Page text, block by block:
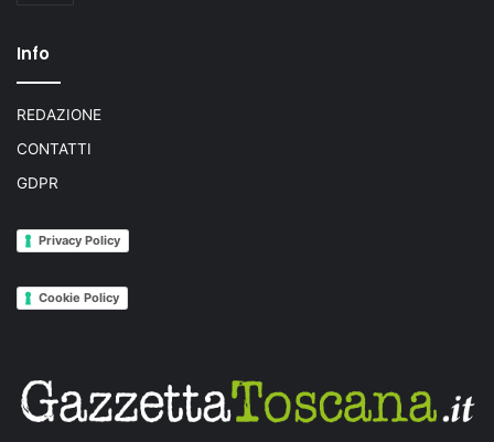
Info
REDAZIONE
CONTATTI
GDPR
Privacy Policy
Cookie Policy